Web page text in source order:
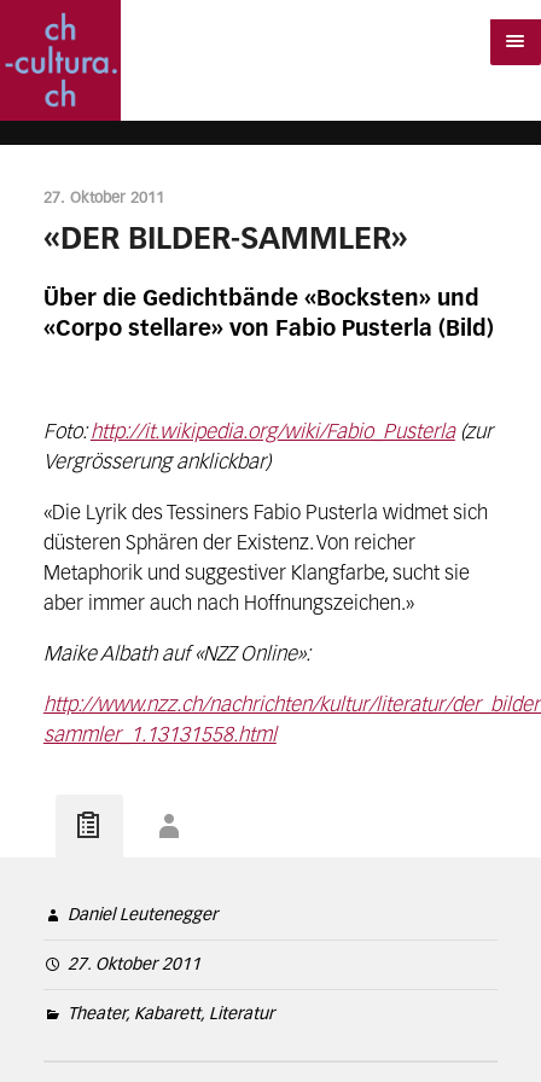
27. Oktober 2011
«DER BILDER-SAMMLER»
Über die Gedichtbände «Bocksten» und
«Corpo stellare» von Fabio Pusterla (Bild)
Foto:http://it.wikipedia.org/wiki/Fabio_Pusterla(zur
Vergrösserung anklickbar)
«Die Lyrik des Tessiners Fabio Pusterla widmet sich
düsteren Sphären der Existenz. Von reicher
Metaphorik und suggestiver Klangfarbe, sucht sie
aber immer auch nach Hoffnungszeichen.»
Maike Albath auf «NZZ Online»:
http://www.nzz.ch/nachrichten/kultur/literatur/
sammler_1.13131558.html
Daniel Leutenegger
27. Oktober 2011
Theater, Kabarett, Literatur